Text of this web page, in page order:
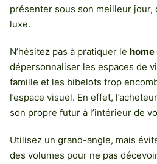
présenter sous son meilleur jour,
luxe.
N’hésitez pas à pratiquer le
dépersonnaliser les espaces de
famille et les bibelots trop
l’espace visuel. En effet,
son propre futur à l’intérieur de
Utilisez un grand-angle, mais
des volumes pour ne pas